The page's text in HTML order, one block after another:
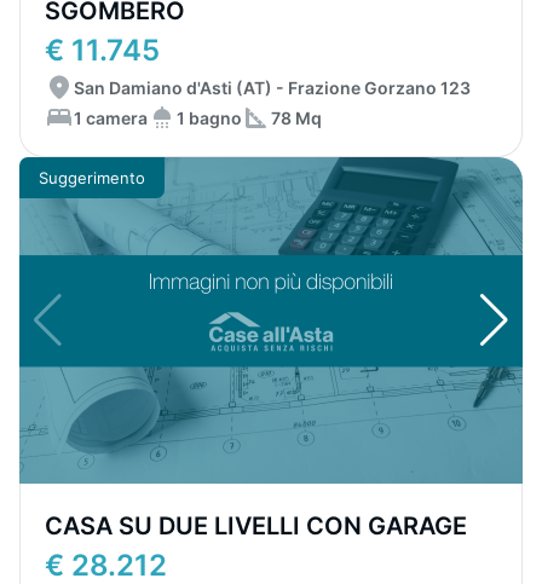
SGOMBERO
€ 11.745
San Damiano d'Asti (AT) - Frazione Gorzano 123
1 camera
1 bagno 78 Mq
Suggerimento
CASA SU DUE LIVELLI CON GARAGE
€ 28.212